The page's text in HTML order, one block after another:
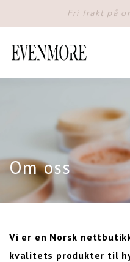
Om oss
Vi er en Norsk
kvalitets produkter til
Fri frakt på